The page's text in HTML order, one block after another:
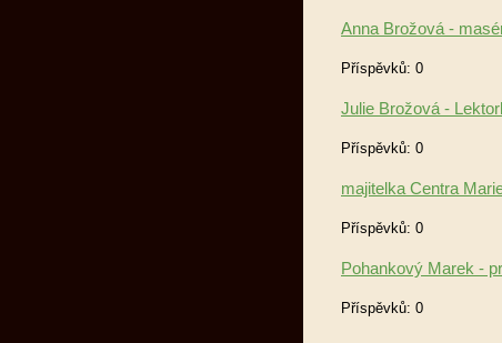
Anna Brožová -
Příspěvků: 0
Julie Brožová -
Příspěvků: 0
majitelka Centra
Příspěvků: 0
Pohankový Marek -
Příspěvků: 0